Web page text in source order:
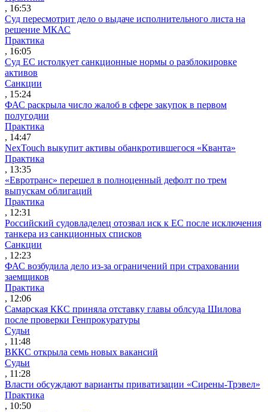
, 16:53
Суд пересмотрит дело о выдаче исполнительного листа на
решение МКАС
Практика
, 16:05
Суд ЕС истолкует санкционные нормы о разблокировке
активов
Санкции
, 15:24
ФАС раскрыла число жалоб в сфере закупок в первом
полугодии
Практика
, 14:47
NexTouch выкупит активы обанкротившегося «Кванта»
Практика
, 13:35
«Евротранс» перешел в полноценный дефолт по трем
выпускам облигаций
Практика
, 12:31
Российский судовладелец отозвал иск к ЕС после исключения
танкера из санкционных списков
Санкции
, 12:23
ФАС возбудила дело из-за ограничений при страховании
заемщиков
Практика
, 12:06
Самарская ККС приняла отставку главы облсуда Шилова
после проверки Генпрокуратуры
Судьи
, 11:48
ВККС открыла семь новых вакансий
Судьи
, 11:28
Власти обсуждают варианты приватизации «Сирены-Трэвел»
Практика
, 10:50